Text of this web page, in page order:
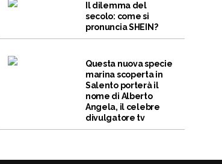
Il dilemma del
secolo: come si
pronuncia SHEIN?
Questa nuova specie
marina scoperta in
Salento porterà il
nome di Alberto
Angela, il celebre
divulgatore tv